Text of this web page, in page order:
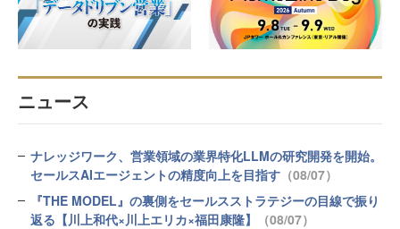
ニュース
ナレッジワーク、営業領域の業界特化LLMの研究開発を開始。
セールスAIエージェントの精度向上を目指す （08/07）
『THE MODEL』の裏側をセールスストラテジーの目線で振り
返る【川上和代×川上エリカ×福田康隆】
（08/07）